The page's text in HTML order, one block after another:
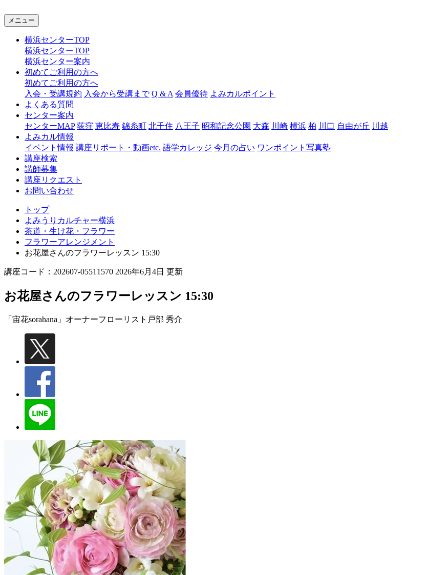
ャ
横
浜
メニュー
横浜センターTOP
横浜センターTOP
横浜センター案内
初めてご利用の方へ
初めてご利用の方へ
入会・受講規約 入会から受講まで Q & A 会員優待 よみカルポイント
よくある質問
センター案内
センターMAP 荻窪 恵比寿 錦糸町 北千住 八王子 昭和記念公園 大森 川崎 横浜 柏 川口 自由が丘 川越
よみカル情報
イベント情報 講座リポート・動画etc. 語学カレッジ 今月の占い ワンポイント写真塾
講座検索
講師募集
講座リクエスト
お問い合わせ
トップ
よみうりカルチャー横浜
茶道・生け花・フラワー
フラワーアレンジメント
お花屋さんのフラワーレッスン 15:30
講座コード：202607-05511570 2026年6月4日 更新
お花屋さんのフラワーレッスン 15:30
「宙花sorahana」オーナーフローリスト 戸部 秀介